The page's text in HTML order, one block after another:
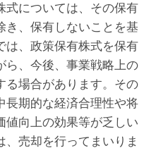
式については、その保有
き、保有しないことを基
は、政策保有株式を保有
ら、今後、事業戦略上の
る場合があります。その
長期的な経済合理性や将
値向上の効果等が乏しい
、売却を行ってまいりま